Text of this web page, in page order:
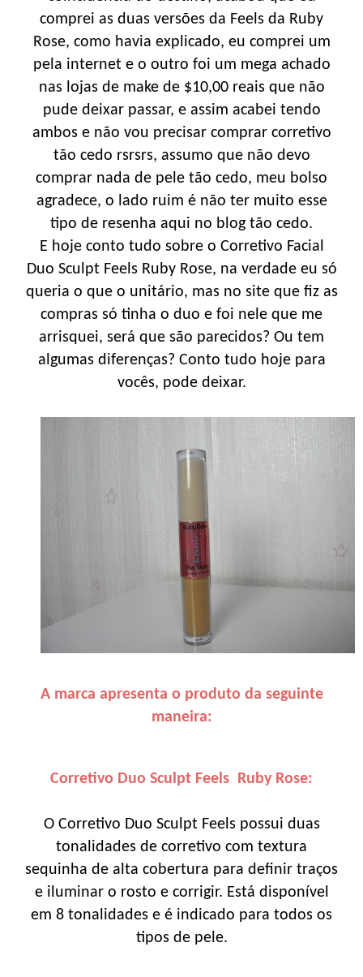
comprei as duas versões da Feels da Ruby
Rose, como havia explicado, eu comprei um
pela internet e o outro foi um mega achado
nas lojas de make de $10,00 reais que não
pude deixar passar, e assim acabei tendo
ambos e não vou precisar comprar corretivo
tão cedo rsrsrs, assumo que não devo
comprar nada de pele tão cedo, meu bolso
agradece, o lado ruim é não ter muito esse
tipo de resenha aqui no blog tão cedo.
E hoje conto tudo sobre o Corretivo Facial
Duo Sculpt Feels Ruby Rose, na verdade eu só
queria o que o unitário, mas no site que fiz as
compras só tinha o duo e foi nele que me
arrisquei, será que são parecidos? Ou tem
algumas diferenças? Conto tudo hoje para
vocês, pode deixar.
A marca apresenta o produto da seguinte
maneira:
Corretivo Duo Sculpt Feels Ruby Rose:
O Corretivo Duo Sculpt Feels possui duas
tonalidades de corretivo com textura
sequinha de alta cobertura para definir traços
e iluminar o rosto e corrigir. Está disponível
em 8 tonalidades e é indicado para todos os
tipos de pele.